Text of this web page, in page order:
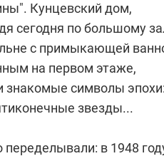
Кунцевский дом,
сегодня по большому
с примыкающей
на первом этаже,
знакомые символы эпохи:
звезды...
в 1948